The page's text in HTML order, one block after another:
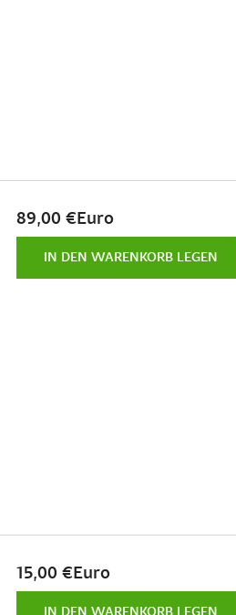
89,00 €Euro
IN DEN WARENKORB LEGEN
15,00 €Euro